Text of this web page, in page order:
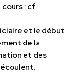
cours : cf
et le début
de la
et des